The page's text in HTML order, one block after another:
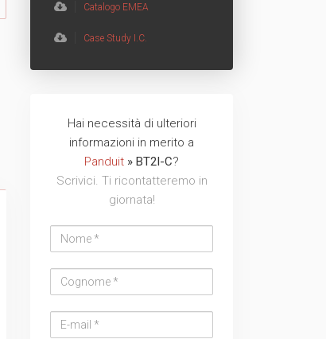
Catalogo EMEA
Case Study I.C.
Hai necessità di ulteriori
informazioni in merito a
Panduit » BT2I-C?
Scrivici. Ti ricontatteremo in
giornata!